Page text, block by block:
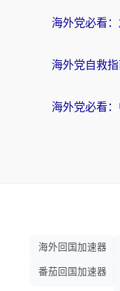
海外回国加速器
番茄回国加速器